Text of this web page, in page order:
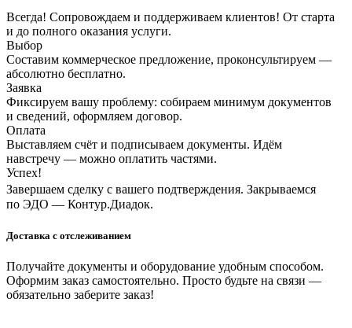
Всегда! Сопровождаем и поддерживаем клиентов! От старта
и до полного оказания услуги.
Выбор
Составим коммерческое предложение, проконсультируем —
абсолютно бесплатно.
Заявка
Фиксируем вашу проблему: собираем минимум документов
и сведений, оформляем договор.
Оплата
Выставляем счёт и подписываем документы. Идём
навстречу — можно оплатить частями.
Успех!
Завершаем сделку с вашего подтверждения. Закрываемся
по ЭДО — Контур.Диадок.
Доставка с отслеживанием
Получайте документы и оборудование удобным способом.
Оформим заказ самостоятельно. Просто будьте на связи —
обязательно заберите заказ!